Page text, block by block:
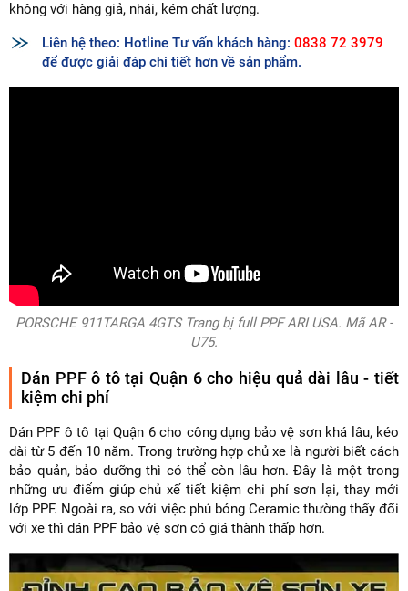
không với hàng giả, nhái, kém chất lượng.
Liên hệ theo: Hotline Tư vấn khách hàng: 0838 72 3979
để được giải đáp chi tiết hơn về sản phẩm.
PORSCHE 911TARGA 4GTS Trang bị full PPF ARI USA. Mã AR -
U75.
Dán PPF ô tô tại Quận 6 cho hiệu quả dài lâu - tiết
kiệm chi phí
Dán PPF ô tô tại Quận 6 cho công dụng bảo vệ sơn khá lâu, kéo
dài từ 5 đến 10 năm. Trong trường hợp chủ xe là người biết cách
bảo quản, bảo dưỡng thì có thể còn lâu hơn. Đây là một trong
những ưu điểm giúp chủ xế tiết kiệm chi phí sơn lại, thay mới
lớp PPF. Ngoài ra, so với việc phủ bóng Ceramic thường thấy đối
với xe thì dán PPF bảo vệ sơn có giá thành thấp hơn.